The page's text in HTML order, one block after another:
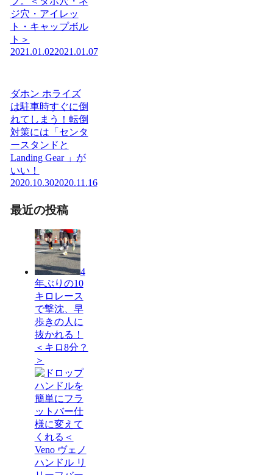
ジ穴・アイレッ
ト・キャップボル
ト＞
2021.01.022021.01.07
ダホン ホライズ
は駐車時すぐに倒
れてしまう！転倒
対策には「センタ
ースタンドと
Landing Gear 」が
いい！
2020.10.302020.11.16
最近の投稿
4
年ぶりの10
キロレース
で撃沈、早
歩きの人に
抜かれる！
＜キロ8分？
＞